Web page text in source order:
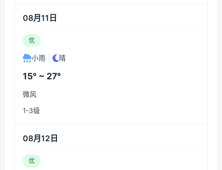
08月11日
优
小雨 晴
15° ~ 27°
微风
1-3级
08月12日
优